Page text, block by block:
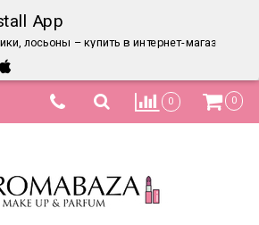
App
лосьоны – купить в интернет-магазине по
0 0